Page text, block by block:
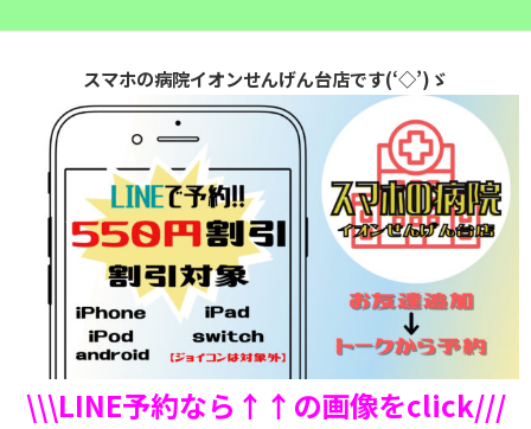
スマホの病院イオンせんげん台店です(‘◇’)ゞ
\\\LINE予約なら↑↑の画像をclick///